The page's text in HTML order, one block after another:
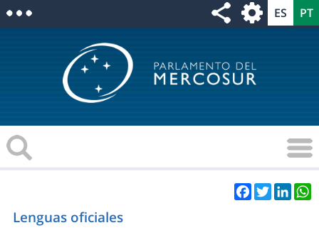
Facebook
Twitter
Lenguas oficiales